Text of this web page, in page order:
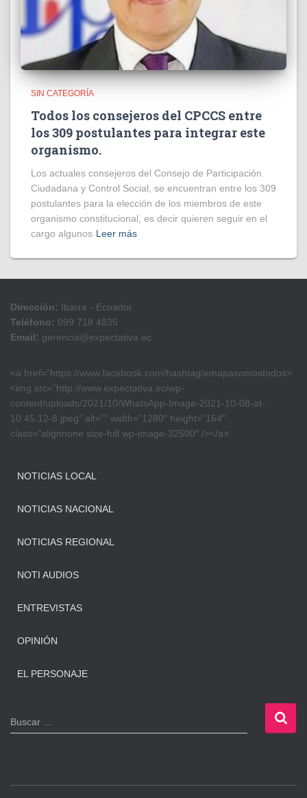
SIN CATEGORÍA
Todos los consejeros del CPCCS entre
los 309 postulantes para integrar este
organismo.
Los actuales consejeros del Consejo de Participación
Ciudadana y Control Social, se encuentran entre los 309
postulantes para la elección de los miembros de este
organismo constitucional, es decir quieren seguir en el
cargo algunos Leer más
Dirección: Ibarra - Ecuador
Teléfono: 099 718 4835
Email: gerencia@expectativa.ec
<a href=”https://www.facebook.com/hashtag/emapasomostodos>
<img src=”http://www.expectativa.ec/wp-
content/uploads/2021/10/WhatsApp-Image-2021-10-08-at-
10.45.12-8.jpeg” alt=”” width=”1280″ height=”164″
class=”alignnone size-full wp-image-32500″ /></a>
NOTICIAS LOCAL
NOTICIAS NACIONAL
NOTICIAS REGIONAL
NOTI AUDIOS
ENTREVISTAS
OPINIÓN
EL PERSONAJE
B
u
Buscar …